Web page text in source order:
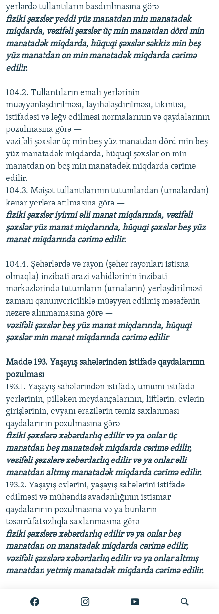
yerlərdə tullantıların basdırılmasına görə —
fiziki şəxslər yeddi yüz manatdan min manatadək
miqdarda, vəzifəli şəxslər üç min manatdan dörd min
manatadək miqdarda, hüquqi şəxslər səkkiz min beş
yüz manatdan on min manatadək miqdarda cərimə
edilir.
104.2. Tullantıların emalı yerlərinin
müəyyənləşdirilməsi, layihələşdirilməsi, tikintisi,
istifadəsi və ləğv edilməsi normalarının və qaydalarının
pozulmasına görə —
vəzifəli şəxslər üç min beş yüz manatdan dörd min beş
yüz manatadək miqdarda, hüquqi şəxslər on min
manatdan on beş min manatadək miqdarda cərimə
edilir.
104.3. Məişət tullantılarının tutumlardan (urnalardan)
kənar yerlərə atılmasına görə —
fiziki şəxslər iyirmi əlli manat miqdarında, vəzifəli
şəxslər yüz manat miqdarında, hüquqi şəxslər beş yüz
manat miqdarında cərimə edilir.
104.4. Şəhərlərdə və rayon (şəhər rayonları istisna
olmaqla) inzibati ərazi vahidlərinin inzibati
mərkəzlərində tutumların (urnaların) yerləşdirilməsi
zamanı qanunvericiliklə müəyyən edilmiş məsafənin
nəzərə alınmamasına görə —
vəzifəli şəxslər beş yüz manat miqdarında, hüquqi
şəxslər min manat miqdarında cərimə edilir
Maddə 193. Yaşayış sahələrindən istifadə qaydalarının
pozulması
193.1. Yaşayış sahələrindən istifadə, ümumi istifadə
yerlərinin, pilləkən meydançalarının, liftlərin, evlərin
girişlərinin, evyanı ərazilərin təmiz saxlanması
qaydalarının pozulmasına görə —
fiziki şəxslərə xəbərdarlıq edilir və ya onlar üç
manatdan beş manatadək miqdarda cərimə edilir,
vəzifəli şəxslərə xəbərdarlıq edilir və ya onlar əlli
manatdan altmış manatadək miqdarda cərimə edilir.
193.2. Yaşayış evlərini, yaşayış sahələrini istifadə
edilməsi və mühəndis avadanlığının istismar
qaydalarının pozulmasına və ya bunların
təsərrüfatsızlıqla saxlanmasına görə —
fiziki şəxslərə xəbərdarlıq edilir və ya onlar beş
manatdan on manatadək miqdarda cərimə edilir,
vəzifəli şəxslərə xəbərdarlıq edilir və ya onlar altmış
manatdan yetmiş manatadək miqdarda cərimə edilir.
193.3. Yaşayış evlərinin və yaşayış sahələrinin özbaşına
yenidən düzəldilməsinə, onlardan başqa məqsədlər